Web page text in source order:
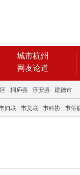
城市杭州
网友论道
桐庐县 淳安县 建德市
妇联 市文联 市科协 市侨